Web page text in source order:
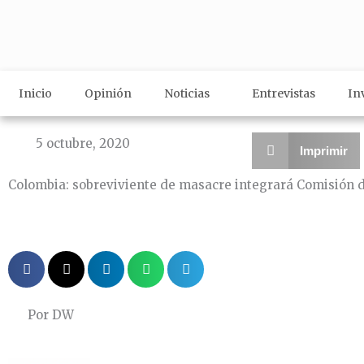
Inicio Opinión Noticias Entrevistas
5 octubre, 2020 Imprimir
Colombia: sobreviviente de masacre integrará Comisión
Por DW